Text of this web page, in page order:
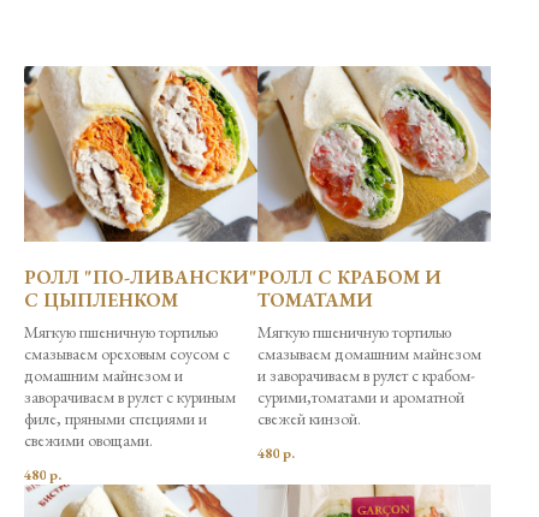
РОЛЛ "ПО-ЛИВАНСКИ"
С ЦЫПЛЕНКОМ
Мягкую пшеничную тортилью
смазываем ореховым соусом с
домашним майнезом и
заворачиваем в рулет с куриным
филе, пряными специями и
свежими овощами.
480р.
РОЛЛ С КРАБОМ И
ТОМАТАМИ
Мягкую пшеничную тортилью
смазываем домашним майнезом
и заворачиваем в рулет с крабом-
сурими,томатами и ароматной
свежей кинзой.
480р.